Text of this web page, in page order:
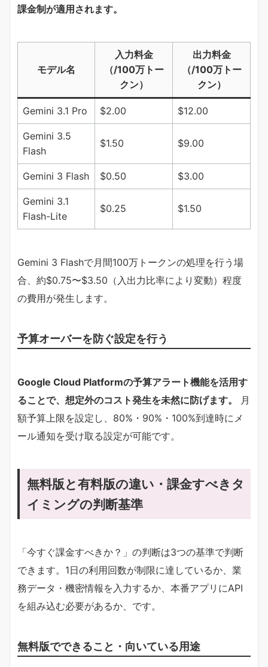
課金制が適用されます。​
モデル名
入力料金
（/100万トー
クン）
出力料金
（/100万トー
クン）
Gemini 3.1 Pro $2.00 $12.00
Gemini 3.5
Flash
$1.50 $9.00
Gemini 3 Flash $0.50 $3.00
Gemini 3.1
Flash-Lite
$0.25 $1.50
Gemini 3 Flashで月間100万トークンの処理を行う場
合、約$0.75〜$3.50（入出力比率により変動）程度
の費用が発生します。
予算オーバーを防ぐ設定を行う
Google Cloud Platformの予算アラート機能を活用す
ることで、想定外のコスト発生を未然に防げます。​
月
額予算上限を設定し、80%・90%・100%到達時にメ
ール通知を受け取る設定が可能です。
無料版と有料版の違い・課金すべきタ
イミングの判断基準
「今すぐ課金すべきか？」の判断は3つの基準で判断
できます。1日の利用回数が制限に達しているか、業
務データ・機密情報を入力するか、本番アプリにAPI
を組み込む必要があるか、です。
無料版でできること・向いている用途